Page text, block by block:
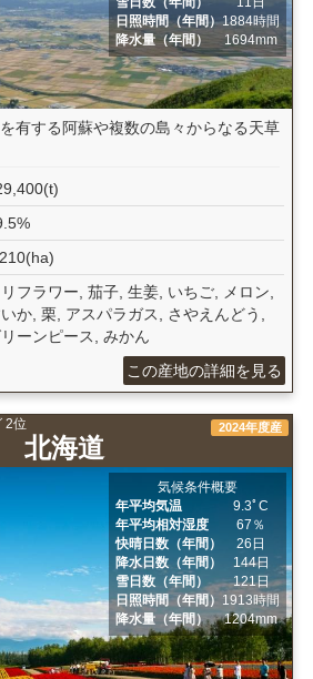
日照時間（年間）1884時間
降水量（年間）
1694mm
有する阿蘇や複数の島々からなる天草
フラワー, 茄子, 生姜, いちご, メロン,
か, 栗, アスパラガス, さやえんどう,
ーンピース, みかん
この産地の詳細を見る
2位
北海道
2024年度産
気候条件概要
年平均気温
9.3ﾟC
年平均相対湿度
67％
快晴日数（年間）
26日
降水日数（年間）
144日
雪日数（年間）
121日
日照時間（年間） 1913時間
降水量（年間）
1204mm